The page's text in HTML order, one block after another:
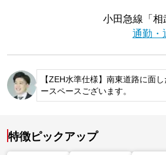
小田急線「相
通勤・
【ZEH水準仕様】南東道路に面
ースペースございます。
特徴ピックアップ